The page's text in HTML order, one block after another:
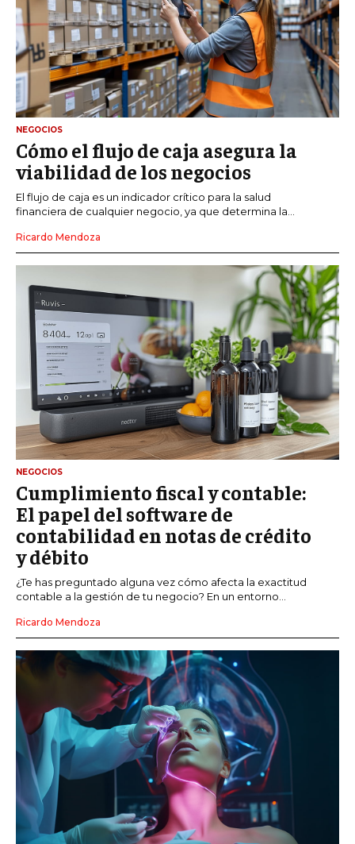
NEGOCIOS
Cómo el flujo de caja asegura la
viabilidad de los negocios
El flujo de caja es un indicador crítico para la salud
financiera de cualquier negocio, ya que determina la...
Ricardo Mendoza
NEGOCIOS
Cumplimiento fiscal y contable:
El papel del software de
contabilidad en notas de crédito
y débito
¿Te has preguntado alguna vez cómo afecta la exactitud
contable a la gestión de tu negocio? En un entorno...
Ricardo Mendoza